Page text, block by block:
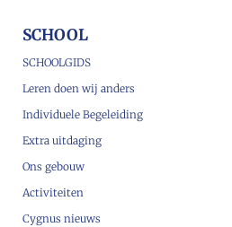
SCHOOL
SCHOOLGIDS
Leren doen wij anders
Individuele Begeleiding
Extra uitdaging
Ons gebouw
Activiteiten
Cygnus nieuws